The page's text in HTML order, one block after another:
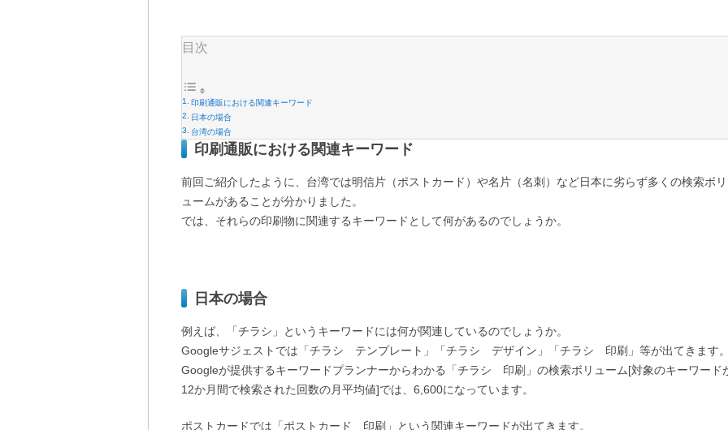
目次
印刷通販における関連キーワード
日本の場合
台湾の場合
印刷通販における関連キーワード
前回ご紹介したように、台湾では明信片（ポストカード）や名片（名刺）など日本に劣らず多くの検索ボリ
ュームがあることが分かりました。
では、それらの印刷物に関連するキーワードとして何があるのでしょうか。
日本の場合
例えば、「チラシ」というキーワードには何が関連しているのでしょうか。
Googleサジェストでは「チラシ テンプレート」「チラシ デザイン」「チラシ 印刷」等が出てきます
Googleが提供するキーワードプランナーからわかる「チラシ 印刷」の検索ボリューム[対象のキーワード
12か月間で検索された回数の月平均値]では、6,600になっています。
ポストカードでは「ポストカード 印刷」という関連キーワードが出てきます。